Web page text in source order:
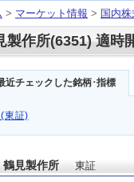
> マーケット情報 > 国内
製作所(6351) 適時
近チェックした銘柄･指標
東証)
鶴見製作所 東証